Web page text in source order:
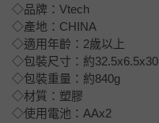
◇品牌：Vtech
◇產地：CHINA
◇適用年齡：2歲以上
◇包裝尺寸：約
◇包裝重量：約840g
◇材質：塑膠
◇使用電池：AAx2